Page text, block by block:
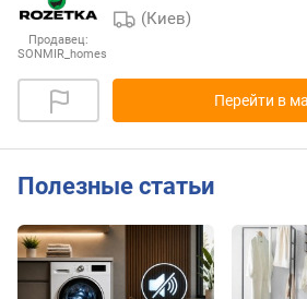
Продавец:
SONMIR_homes
(Киев)
Перейти в
Полезные статьи